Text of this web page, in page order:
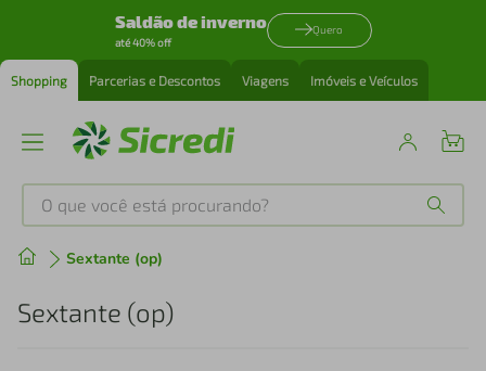
Saldão de inverno
até 40% off
Quero
Shopping Parcerias e Descontos Viagens Imóveis e Veículos
O que você está procurando?
Sextante (op)
Sextante (op)
Produtos mais buscados
1º tenis